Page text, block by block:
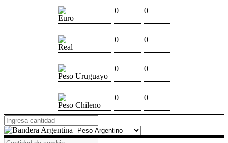
Euro
0 0
Real
0 0
Peso Uruguayo
0 0
Peso Chileno
0 0